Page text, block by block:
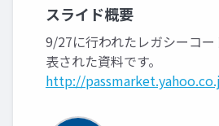
スライド概要
9/27に行われたレガシーコ
表された資料です。
http://